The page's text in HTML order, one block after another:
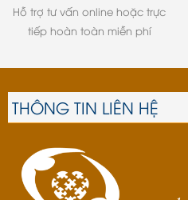
Hỗ trợ tư vấn online hoặc trực
tiếp hoàn toàn miễn phí
THÔNG TIN LIÊN HỆ